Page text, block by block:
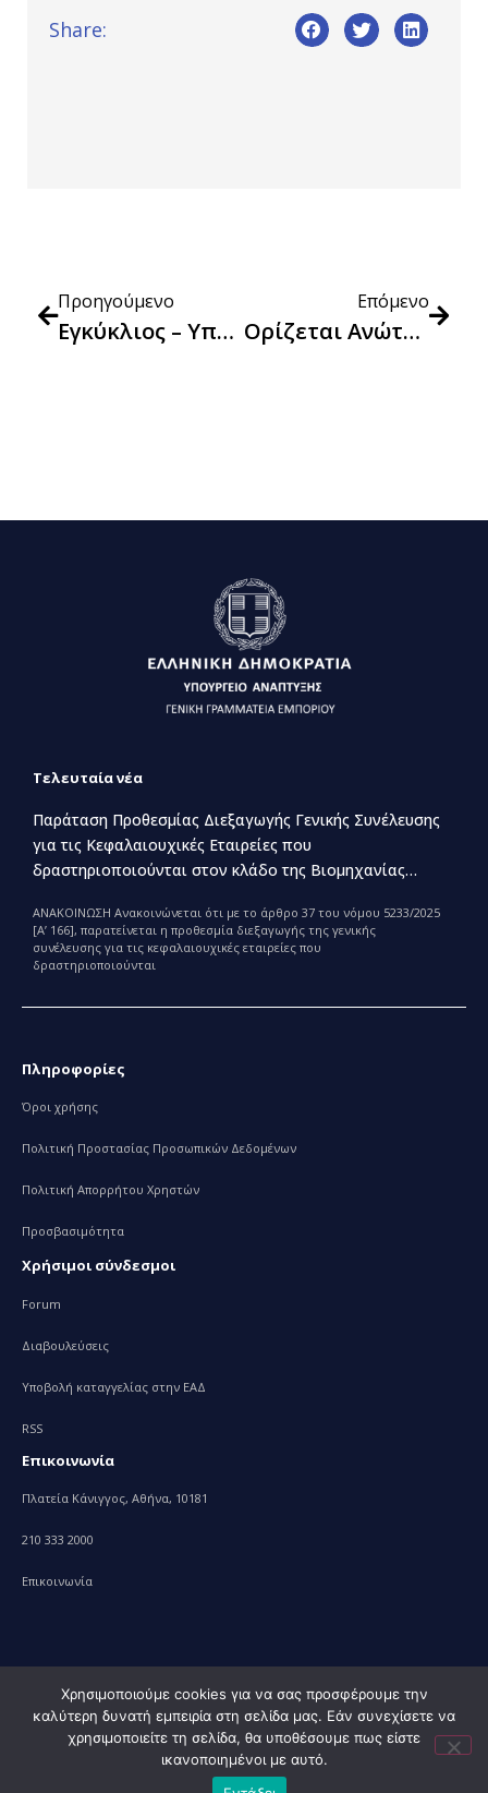
Share:
Προηγούμενο
Εγκύκλιος – Υπολογισμός Δείκτη Τιμών Καταναλωτή Για Παραδόσεις Αγαθών Που Έλαβαν Χώρα Εντός Του Μηνός Αυγούστου 2023
Επόμενο
Ορίζεται Ανώτατη Τιμή Πώλησης Στο Εμφιαλωμένο Νερό Που Πωλείται Στη Θεσσαλία
Τελευταία νέα
Παράταση Προθεσμίας Διεξαγωγής Γενικής Συνέλευσης
για τις Κεφαλαιουχικές Εταιρείες που
δραστηριοποιούνται στον κλάδο της Βιομηχανίας
ΑΝΑΚΟΙΝΩΣΗ Ανακοινώνεται ότι με το άρθρο 37 του νόμου 5233/2025
[Α’ 166], παρατείνεται η προθεσμία διεξαγωγής της γενικής
συνέλευσης για τις κεφαλαιουχικές εταιρείες που
δραστηριοποιούνται
Πληροφορίες
Όροι χρήσης
Πολιτική Προστασίας Προσωπικών Δεδομένων
Πολιτική Απορρήτου Χρηστών
Προσβασιμότητα
Χρήσιμοι σύνδεσμοι
Forum
Διαβουλεύσεις
Υποβολή καταγγελίας στην ΕΑΔ
RSS
Επικοινωνία
Πλατεία Κάνιγγος, Αθήνα, 10181
210 333 2000
Επικοινωνία
© 2010 – 2023 Υπουργείο Ανάπτυξης, powered byEvolution
Projects+
Χρησιμοποιούμε cookies για να σας προσφέρουμε την
καλύτερη δυνατή εμπειρία στη σελίδα μας. Εάν συνεχίσετε να
χρησιμοποιείτε τη σελίδα, θα υποθέσουμε πως είστε
ικανοποιημένοι με αυτό.